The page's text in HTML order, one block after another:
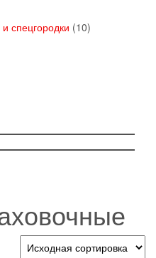
спецгородки 1010